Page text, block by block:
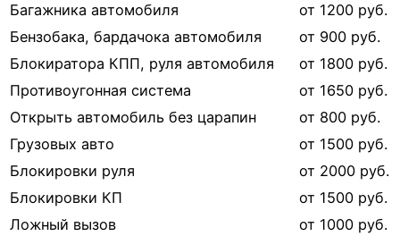
Багажника автомобиля
от 1200 руб.
Бензобака, бардачока автомобиля
от 900 руб.
Блокиратора КПП, руля автомобиля
от 1800 руб.
Противоугонная система
от 1650 руб.
Открыть автомобиль без царапин
от 800 руб.
Грузовых авто
от 1500 руб.
Блокировки руля
от 2000 руб.
Блокировки КП
от 1500 руб.
Ложный вызов
от 1000 руб.